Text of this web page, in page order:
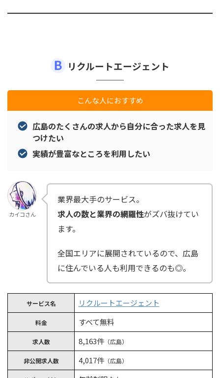
リクルートエージェント
こんな人におすすめ
広島のたくさんの求人から自分に合った求人を見
つけたい
実績が豊富なところを利用したい
カイコさん
業界最大手のサービス。
求人の数と業界の網羅性がズバ抜けてい
ます。
全国エリアに展開されているので、広島
に住んでいる人も利用できるのも◎。
サービス名 リクルートエージェント
料金 すべて無料
求人数 8,163件（広島）
非公開求人数 4,017件（広島）